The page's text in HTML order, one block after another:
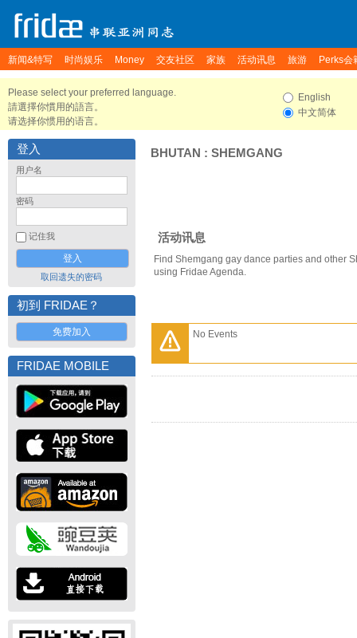
新闻&特写 时尚娱乐 Money 交友社区 家族 活动讯息 旅游 Perks会
Please select your preferred language.
請選擇你慣用的語言。
请选择你惯用的语言。
English
中文简体
登入
用户名
密码
记住我
取回遗失的密码
初到 FRIDAE？
免费加入
FRIDAE MOBILE
BHUTAN : SHEMGANG
活动讯息
Find Shemgang gay dance parties and other
using Fridae Agenda.
No Events